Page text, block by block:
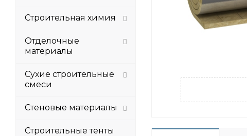
Строительная химия
Отделочные
материалы
Сухие строительные
смеси
Стеновые материалы
Строительные тенты